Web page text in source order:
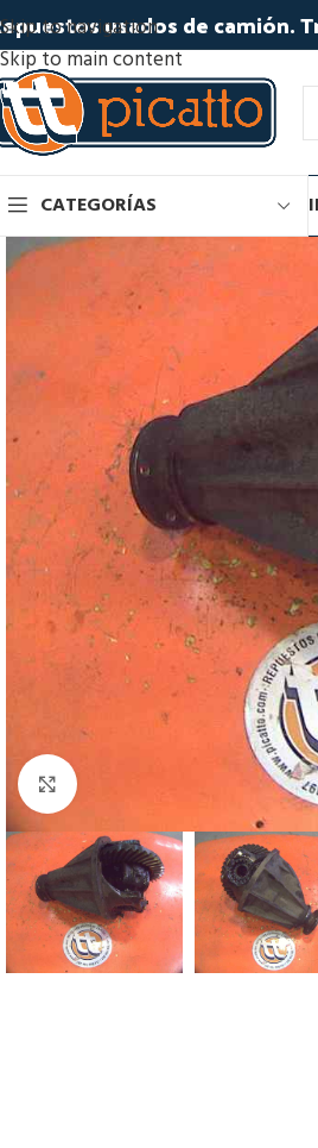
Skip to navigation
Skip to main content
usados de camión.
CATEGORÍAS